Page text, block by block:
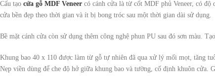
Cấu tạo cửa gỗ MDF Veneer có cánh cửa là từ cốt MDF phủ Veneer, có
cửa bền đẹp theo thời gian và ít bị bong tróc sau một thời gian dài sử dụng.
Bề mặt cánh cửa còn sử dụng thêm công nghệ phun PU sau đó sơn màu.
Khung bao 40 x 110 được làm từ gỗ tự nhiên đã qua xử lý mối mọt, tăng
Nẹp viền dùng để che độ hở giữa khung bao và tường, cố định khuôn cửa.